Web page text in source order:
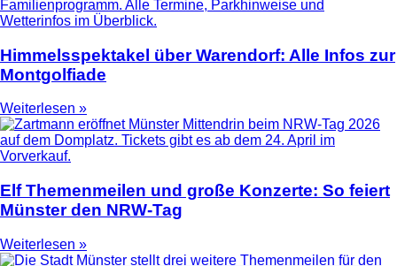
Himmelsspektakel über Warendorf: Alle Infos zur
Montgolfiade
Weiterlesen »
Elf Themenmeilen und große Konzerte: So feiert
Münster den NRW-Tag
Weiterlesen »